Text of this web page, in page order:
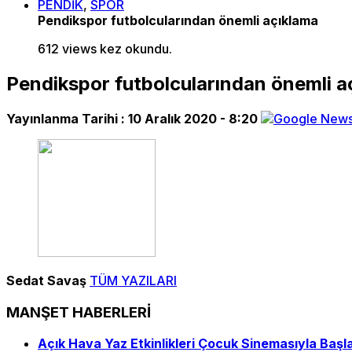
PENDİK, SPOR
Pendikspor futbolcularından önemli açıklama
612 views kez okundu.
Pendikspor futbolcularından önemli
Yayınlanma Tarihi : 10 Aralık 2020 - 8:20
Sedat Savaş TÜM YAZILARI
MANŞET HABERLERİ
Açık Hava Yaz Etkinlikleri Çocuk Sinemasıyla